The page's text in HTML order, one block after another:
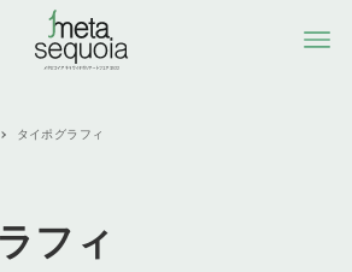
タイポグラフィ
フィ